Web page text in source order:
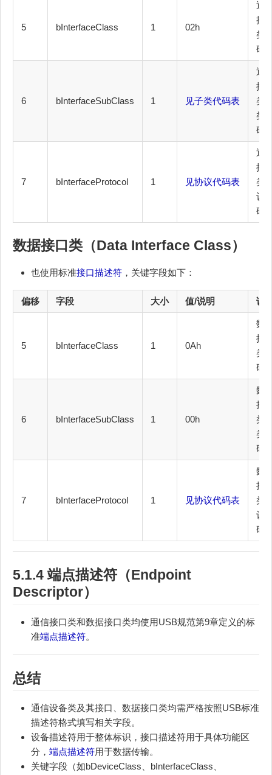
5 bInterfaceClass 1 02h
通
接
类
码
6 bInterfaceSubClass 1 见子类代码表
通
接
类
类
码
7 bInterfaceProtocol 1 见协议代码表
通
接
类
议
码
数据接口类（Data Interface Class）
也使用标准接口描述符 ，关键字段如下：
偏移 字段 大小 值/说明 说
5 bInterfaceClass 1 0Ah
数
接
类
码
6 bInterfaceSubClass 1 00h
数
接
类
类
码
7 bInterfaceProtocol 1 见协议代码表
数
接
类
议
码
5.1.4端点描述符 （Endpoint
Descriptor）
通信接口类和数据接口类均使用USB规范第9章定义的标
准端点描述符。
总结
通信设备类及其接口、数据接口类均需严格按照USB标准
描述符格式填写相关字段。
设备描述符用于整体标识，接口描述符用于具体功能区
分， 端点描述符用于数据传输。
关键字段（如bDeviceClass、bInterfaceClass、